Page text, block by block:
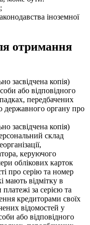
іноземної
отримання
засвідчена копія)
або відповідного
передбачених
державного органу про
засвідчена копія)
склад
керуючого
облікових карток
про серію та номер
мають відмітку в
за серією та
кредиторами своїх
відомостей у
або відповідного